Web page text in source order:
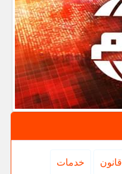
قانون خدمات